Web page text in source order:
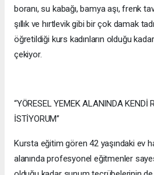
boranı, su kabağı, bamya aşı, frenk
şıllık ve hırtlevik gibi bir çok damak
öğretildiği kurs kadınların olduğu
çekiyor.
“YÖRESEL YEMEK ALANINDA KENDİ
İSTİYORUM”
Kursta eğitim gören 42 yaşındaki ev
alanında profesyonel eğitmenler